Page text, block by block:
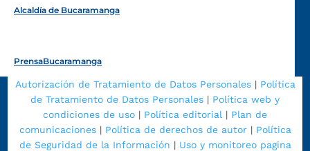
Alcaldía de Bucaramanga
PrensaBucaramanga
Autorización de Tratamiento de Datos Personales| Política
de Tratamiento de Datos Personales | Política web y
condiciones de uso | Política editorial | Plan de
comunicaciones| Política de derechos de autor| Política
de Seguridad de la Información | Uso y monitoreo pagina